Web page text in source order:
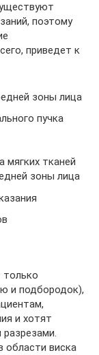
поэтому
приведет к
зоны лица
пучка
мягких тканей
зоны лица
только
и подбородок),
и хотят
области виска